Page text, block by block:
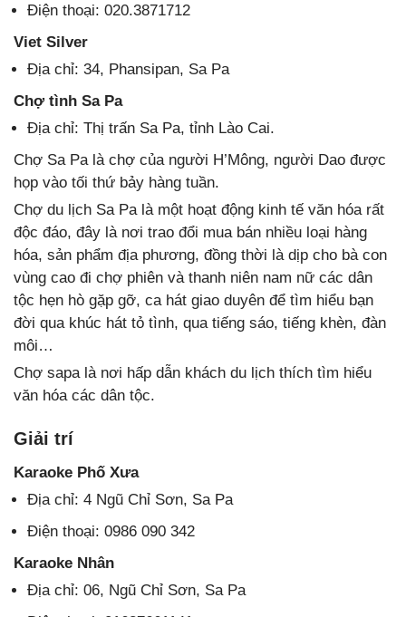
Điện thoại: 020.3871712
Viet Silver
Địa chỉ: 34, Phansipan, Sa Pa
Chợ tình Sa Pa
Địa chỉ: Thị trấn Sa Pa, tỉnh Lào Cai.
Chợ Sa Pa là chợ của người H’Mông, người Dao được
họp vào tối thứ bảy hàng tuần.
Chợ du lịch Sa Pa là một hoạt động kinh tế văn hóa rất
độc đáo, đây là nơi trao đổi mua bán nhiều loại hàng
hóa, sản phẩm địa phương, đồng thời là dịp cho bà con
vùng cao đi chợ phiên và thanh niên nam nữ các dân
tộc hẹn hò gặp gỡ, ca hát giao duyên để tìm hiểu bạn
đời qua khúc hát tỏ tình, qua tiếng sáo, tiếng khèn, đàn
môi…
Chợ sapa là nơi hấp dẫn khách du lịch thích tìm hiểu
văn hóa các dân tộc.
Giải trí
Karaoke Phố Xưa
Địa chỉ: 4 Ngũ Chỉ Sơn, Sa Pa
Điện thoại: 0986 090 342
Karaoke Nhân
Địa chỉ: 06, Ngũ Chỉ Sơn, Sa Pa